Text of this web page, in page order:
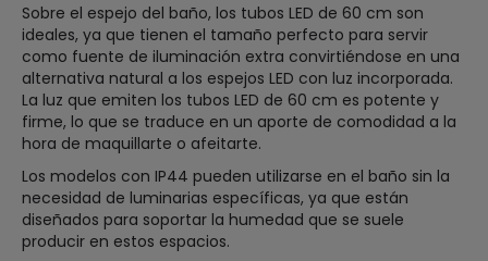
Sobre el espejo del baño, los tubos LED de 60 cm son
ideales, ya que tienen el tamaño perfecto para servir
como fuente de iluminación extra convirtiéndose en una
alternativa natural a los espejos LED con luz incorporada.
La luz que emiten los tubos LED de 60 cm es potente y
firme, lo que se traduce en un aporte de comodidad a la
hora de maquillarte o afeitarte.
Los modelos con IP44 pueden utilizarse en el baño sin la
necesidad de luminarias específicas, ya que están
diseñados para soportar la humedad que se suele
producir en estos espacios.